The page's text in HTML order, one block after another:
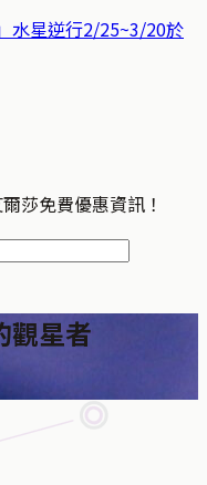
水星逆行2/25~3/20於
莎免費優惠資訊！
觀星者